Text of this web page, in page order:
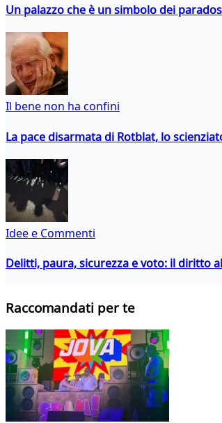
Un palazzo che è un simbolo dei
Il bene non ha confini
La pace disarmata di Rotblat, lo
Idee e Commenti
Delitti, paura, sicurezza e voto: il diritto
Raccomandati per te